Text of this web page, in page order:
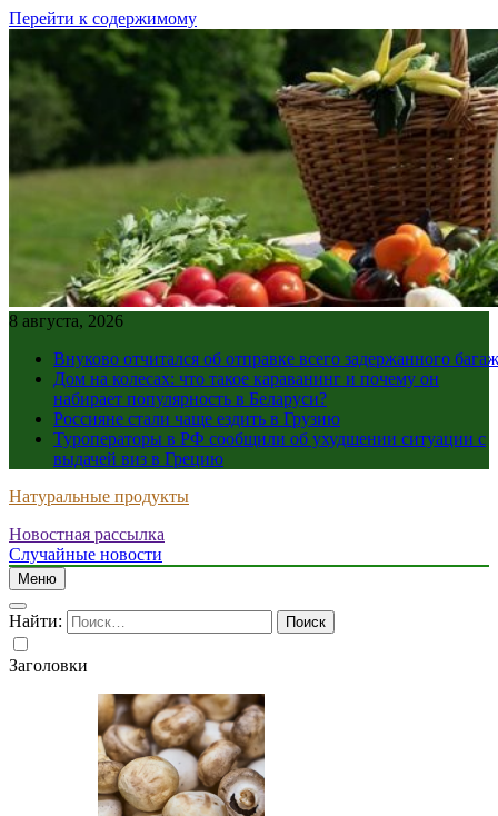
Перейти к содержимому
8 августа, 2026
Внуково отчитался об отправке всего задержанного
Дом на колесах: что такое караванинг и почему он
набирает популярность в Беларуси?
Россияне стали чаще ездить в Грузию
Туроператоры в РФ сообщили об ухудшении ситуации с
выдачей виз в Грецию
Натуральные продукты
Новостная рассылка
Случайные новости
Меню
Найти:
Заголовки